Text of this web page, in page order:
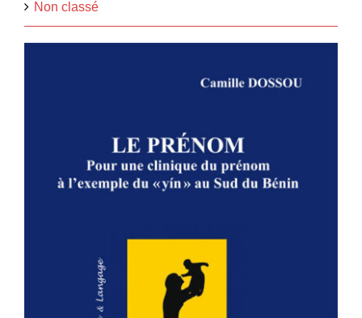
Non classé
LE PRÉNOM – Pour une clinique du
prénom à l’exemple du » yin » au
Sud du Bénin